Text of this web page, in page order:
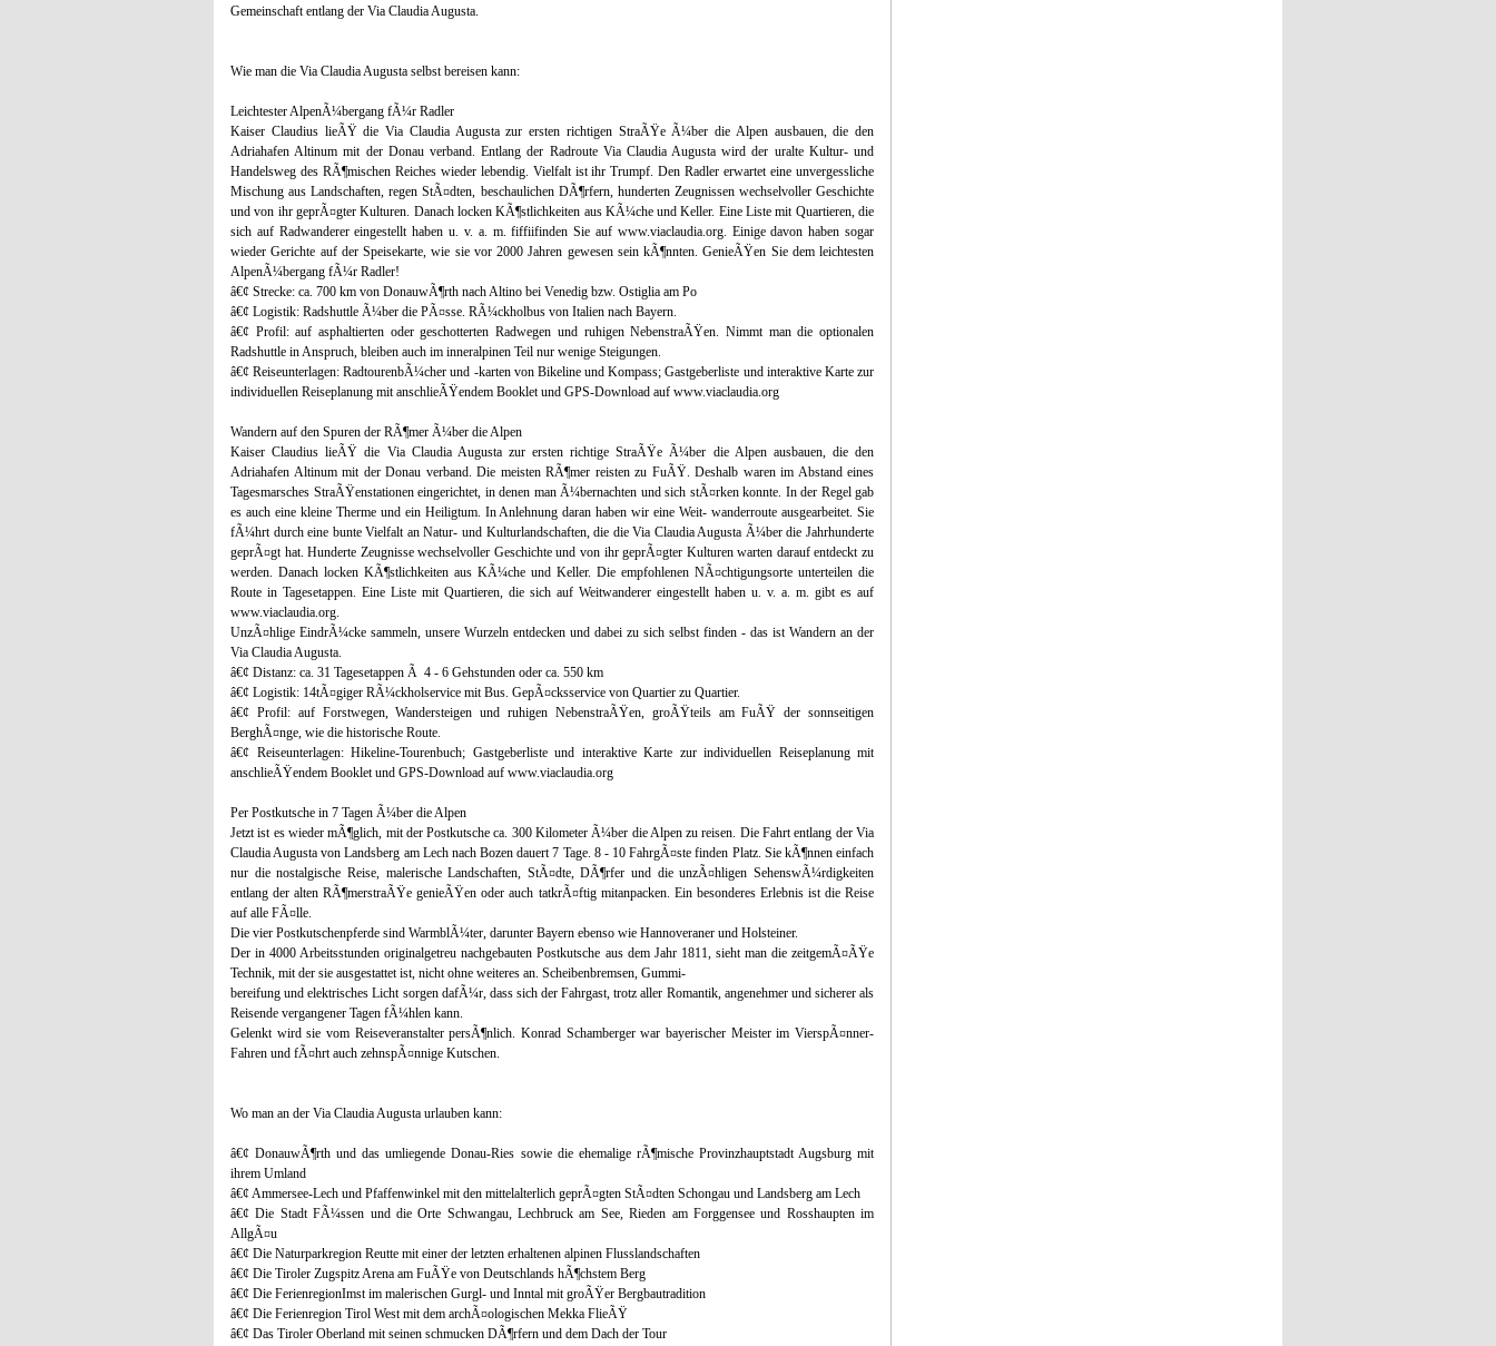
Gemeinschaft entlang der Via Claudia Augusta.
Wie man die Via Claudia Augusta selbst bereisen kann:
Leichtester AlpenÃ¼bergang fÃ¼r Radler
Kaiser Claudius lieÃŸ die Via Claudia Augusta zur ersten richtigen StraÃŸe Ã¼ber die Alpen ausbauen, die den
Adriahafen Altinum mit der Donau verband. Entlang der Radroute Via Claudia Augusta wird der uralte Kultur- und
Handelsweg des RÃ¶mischen Reiches wieder lebendig. Vielfalt ist ihr Trumpf. Den Radler erwartet eine unvergessliche
Mischung aus Landschaften, regen StÃ¤dten, beschaulichen DÃ¶rfern, hunderten Zeugnissen wechselvoller Geschichte
und von ihr geprÃ¤gter Kulturen. Danach locken KÃ¶stlichkeiten aus KÃ¼che und Keller. Eine Liste mit Quartieren, die
sich auf Radwanderer eingestellt haben u. v. a. m. fiffiifinden Sie auf www.viaclaudia.org. Einige davon haben sogar
wieder Gerichte auf der Speisekarte, wie sie vor 2000 Jahren gewesen sein kÃ¶nnten. GenieÃŸen Sie dem leichtesten
AlpenÃ¼bergang fÃ¼r Radler!
â€¢ Strecke: ca. 700 km von DonauwÃ¶rth nach Altino bei Venedig bzw. Ostiglia am Po
â€¢ Logistik: Radshuttle Ã¼ber die PÃ¤sse. RÃ¼ckholbus von Italien nach Bayern.
â€¢ Profil: auf asphaltierten oder geschotterten Radwegen und ruhigen NebenstraÃŸen. Nimmt man die optionalen
Radshuttle in Anspruch, bleiben auch im inneralpinen Teil nur wenige Steigungen.
â€¢ Reiseunterlagen: RadtourenbÃ¼cher und -karten von Bikeline und Kompass; Gastgeberliste und interaktive Karte zur
individuellen Reiseplanung mit anschlieÃŸendem Booklet und GPS-Download auf www.viaclaudia.org
Wandern auf den Spuren der RÃ¶mer Ã¼ber die Alpen
Kaiser Claudius lieÃŸ die Via Claudia Augusta zur ersten richtige StraÃŸe Ã¼ber die Alpen ausbauen, die den
Adriahafen Altinum mit der Donau verband. Die meisten RÃ¶mer reisten zu FuÃŸ. Deshalb waren im Abstand eines
Tagesmarsches StraÃŸenstationen eingerichtet, in denen man Ã¼bernachten und sich stÃ¤rken konnte. In der Regel gab
es auch eine kleine Therme und ein Heiligtum. In Anlehnung daran haben wir eine Weit- wanderroute ausgearbeitet. Sie
fÃ¼hrt durch eine bunte Vielfalt an Natur- und Kulturlandschaften, die die Via Claudia Augusta Ã¼ber die Jahrhunderte
geprÃ¤gt hat. Hunderte Zeugnisse wechselvoller Geschichte und von ihr geprÃ¤gter Kulturen warten darauf entdeckt zu
werden. Danach locken KÃ¶stlichkeiten aus KÃ¼che und Keller. Die empfohlenen NÃ¤chtigungsorte unterteilen die
Route in Tagesetappen. Eine Liste mit Quartieren, die sich auf Weitwanderer eingestellt haben u. v. a. m. gibt es auf
www.viaclaudia.org.
UnzÃ¤hlige EindrÃ¼cke sammeln, unsere Wurzeln entdecken und dabei zu sich selbst finden - das ist Wandern an der
Via Claudia Augusta.
â€¢ Distanz: ca. 31 Tagesetappen Ã 4 - 6 Gehstunden oder ca. 550 km
â€¢ Logistik: 14tÃ¤giger RÃ¼ckholservice mit Bus. GepÃ¤cksservice von Quartier zu Quartier.
â€¢ Profil: auf Forstwegen, Wandersteigen und ruhigen NebenstraÃŸen, groÃŸteils am FuÃŸ der sonnseitigen
BerghÃ¤nge, wie die historische Route.
â€¢ Reiseunterlagen: Hikeline-Tourenbuch; Gastgeberliste und interaktive Karte zur individuellen Reiseplanung mit
anschlieÃŸendem Booklet und GPS-Download auf www.viaclaudia.org
Per Postkutsche in 7 Tagen Ã¼ber die Alpen
Jetzt ist es wieder mÃ¶glich, mit der Postkutsche ca. 300 Kilometer Ã¼ber die Alpen zu reisen. Die Fahrt entlang der Via
Claudia Augusta von Landsberg am Lech nach Bozen dauert 7 Tage. 8 - 10 FahrgÃ¤ste finden Platz. Sie kÃ¶nnen einfach
nur die nostalgische Reise, malerische Landschaften, StÃ¤dte, DÃ¶rfer und die unzÃ¤hligen SehenswÃ¼rdigkeiten
entlang der alten RÃ¶merstraÃŸe genieÃŸen oder auch tatkrÃ¤ftig mitanpacken. Ein besonderes Erlebnis ist die Reise
auf alle FÃ¤lle.
Die vier Postkutschenpferde sind WarmblÃ¼ter, darunter Bayern ebenso wie Hannoveraner und Holsteiner.
Der in 4000 Arbeitsstunden originalgetreu nachgebauten Postkutsche aus dem Jahr 1811, sieht man die zeitgemÃ¤ÃŸe
Technik, mit der sie ausgestattet ist, nicht ohne weiteres an. Scheibenbremsen, Gummi-
bereifung und elektrisches Licht sorgen dafÃ¼r, dass sich der Fahrgast, trotz aller Romantik, angenehmer und sicherer als
Reisende vergangener Tagen fÃ¼hlen kann.
Gelenkt wird sie vom Reiseveranstalter persÃ¶nlich. Konrad Schamberger war bayerischer Meister im VierspÃ¤nner-
Fahren und fÃ¤hrt auch zehnspÃ¤nnige Kutschen.
Wo man an der Via Claudia Augusta urlauben kann:
â€¢ DonauwÃ¶rth und das umliegende Donau-Ries sowie die ehemalige rÃ¶mische Provinzhauptstadt Augsburg mit
ihrem Umland
â€¢ Ammersee-Lech und Pfaffenwinkel mit den mittelalterlich geprÃ¤gten StÃ¤dten Schongau und Landsberg am Lech
â€¢ Die Stadt FÃ¼ssen und die Orte Schwangau, Lechbruck am See, Rieden am Forggensee und Rosshaupten im
AllgÃ¤u
â€¢ Die Naturparkregion Reutte mit einer der letzten erhaltenen alpinen Flusslandschaften
â€¢ Die Tiroler Zugspitz Arena am FuÃŸe von Deutschlands hÃ¶chstem Berg
â€¢ Die FerienregionImst im malerischen Gurgl- und Inntal mit groÃŸer Bergbautradition
â€¢ Die Ferienregion Tirol West mit dem archÃ¤ologischen Mekka FlieÃŸ
â€¢ Das Tiroler Oberland mit seinen schmucken DÃ¶rfern und dem Dach der Tour